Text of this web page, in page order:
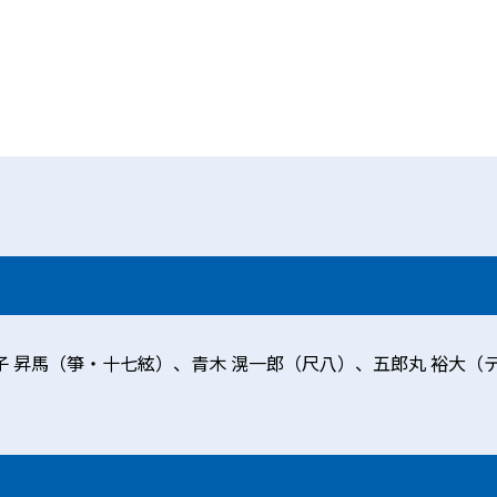
馬（箏・十七絃）、青木 滉一郎（尺八）、五郎丸 裕大（テ